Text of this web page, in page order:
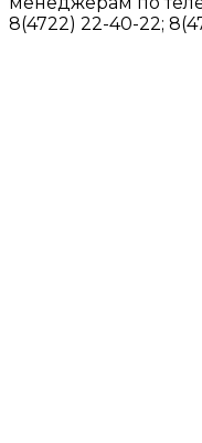
8(4722) 22-40-22;